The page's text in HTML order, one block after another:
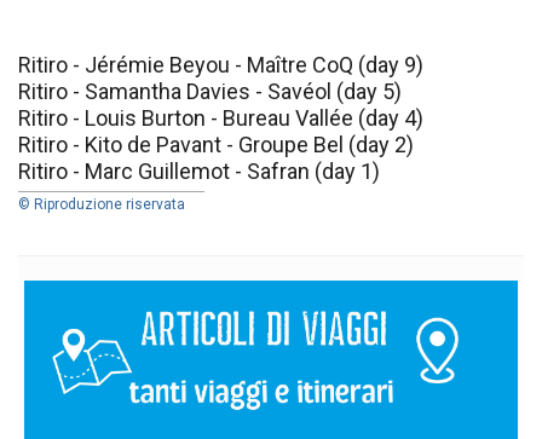
Ritiro - Jérémie Beyou - Maître CoQ (day 9)
Ritiro - Samantha Davies - Savéol (day 5)
Ritiro - Louis Burton - Bureau Vallée (day 4)
Ritiro - Kito de Pavant - Groupe Bel (day 2)
Ritiro - Marc Guillemot - Safran (day 1)
© Riproduzione riservata